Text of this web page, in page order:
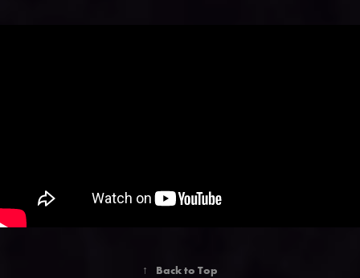
↑ Back to Top